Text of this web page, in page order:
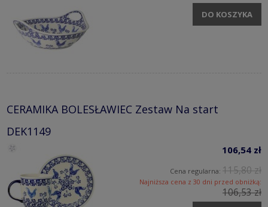
DO KOSZYKA
CERAMIKA BOLESŁAWIEC Zestaw Na start
DEK1149
106,54 zł
Cena regularna: 115,80 zł
Najniższa cena z 30 dni przed obniżką:
106,53 zł